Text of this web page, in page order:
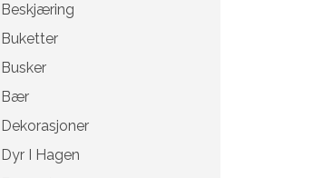
Beskjæring
Buketter
Busker
Bær
Dekorasjoner
Dyr I Hagen